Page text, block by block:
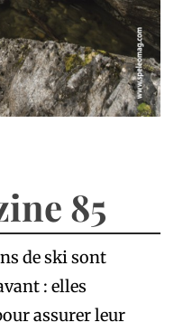
85
de ski sont
: elles
assurer leur